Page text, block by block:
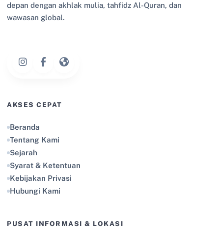
depan dengan akhlak mulia, tahfidz Al-Quran, dan
wawasan global.
AKSES CEPAT
Beranda
Tentang Kami
Sejarah
Syarat & Ketentuan
Kebijakan Privasi
Hubungi Kami
PUSAT INFORMASI & LOKASI